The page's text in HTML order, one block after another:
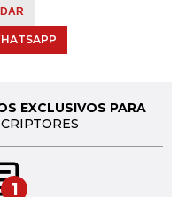
EXCLUSIVOS PARA
1